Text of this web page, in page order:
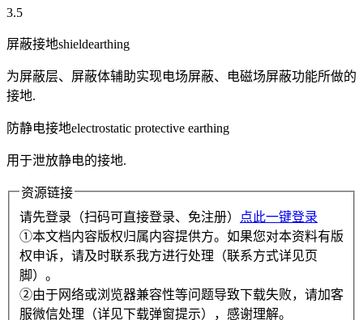
3.5
屏蔽接地shieldearthing
为屏蔽层、屏蔽体辅助实现电场屏蔽、电磁场屏蔽功能所做的
接地.
防静电接地electrostatic protective earthing
用于泄放静电的接地.
资源链接
请先登录（扫码可直接登录、免注册）
点此一键登录
①本文档内容版权归属内容提供方。如果您对本资料有版
权申诉，请及时联系我方进行处理（联系方式详见页
脚）。
②由于网络或浏览器兼容性等问题导致下载失败，请加客
服微信处理（详见下载弹窗提示），感谢理解。